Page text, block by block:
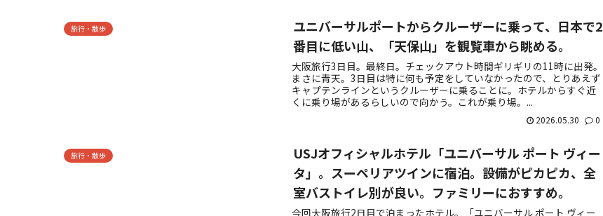
旅行・散歩
ユニバーサルポートからクルーザーに乗って、日本で2
番目に低い山、「天保山」を観覧車から眺める。
大阪旅行3日目。最終日。チェックアウト時間ギリギリの11時に出発。
まさに青天。3日目は特に何も予定をしていなかったので、とりあえず
キャプテンラインというクルーザーに乗ることに。ホテルからすぐ近
くに乗り場があるらしいので向かう。これが乗り場。...
2026.05.30 0
旅行・散歩
USJオフィシャルホテル「ユニバーサル ポート ヴィー
タ」。スーペリアツインに宿泊。設備がピカピカ、全
室バストイレ別が良い。ファミリーにおすすめ。
今回大阪旅行2日目で泊まったホテル。「ユニバーサル ポート ヴィー